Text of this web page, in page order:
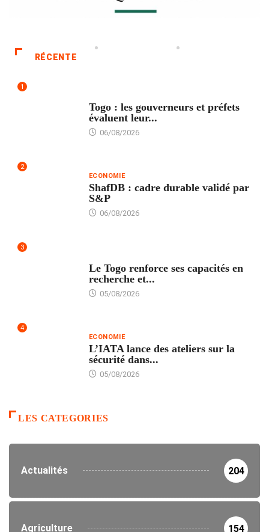
RÉCENTE
1
Togo : les gouverneurs et préfets
évaluent leur...
06/08/2026
2
ECONOMIE
ShafDB : cadre durable validé par
S&P
06/08/2026
3
Le Togo renforce ses capacités en
recherche et...
05/08/2026
4
ECONOMIE
L’IATA lance des ateliers sur la
sécurité dans...
05/08/2026
LES CATEGORIES
Actualités 204
Agriculture 154